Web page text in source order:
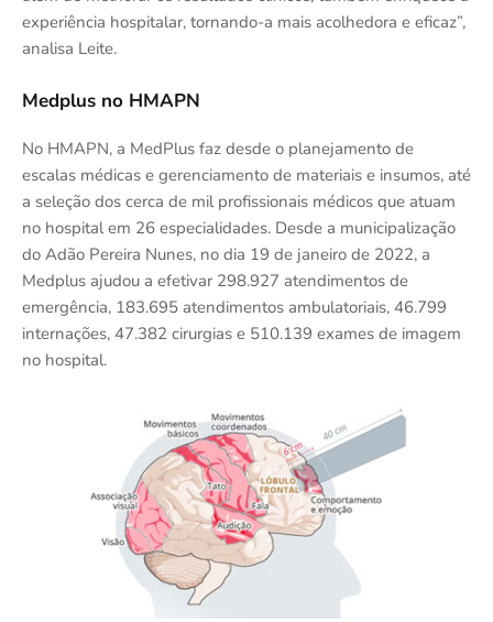
experiência hospitalar, tornando-a mais acolhedora e eficaz”,
analisa Leite.
Medplus no HMAPN
No HMAPN, a MedPlus faz desde o planejamento de
escalas médicas e gerenciamento de materiais e insumos, até
a seleção dos cerca de mil profissionais médicos que atuam
no hospital em 26 especialidades. Desde a municipalização
do Adão Pereira Nunes, no dia 19 de janeiro de 2022, a
Medplus ajudou a efetivar 298.927 atendimentos de
emergência, 183.695 ⁠atendimentos ambulatoriais, ⁠46.799
internações, 47.382 cirurgias e 510.139 exames de imagem
no hospital.